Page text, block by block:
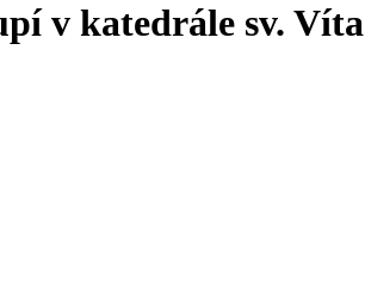
v katedrále sv. Víta